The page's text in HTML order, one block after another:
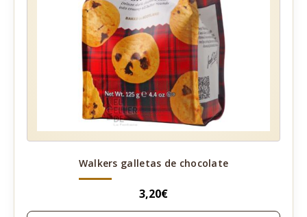
Walkers galletas de chocolate
3,20€